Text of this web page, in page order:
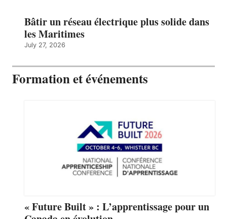
Bâtir un réseau électrique plus solide dans
les Maritimes
July 27, 2026
Formation et événements
« Future Built » : L’apprentissage pour un